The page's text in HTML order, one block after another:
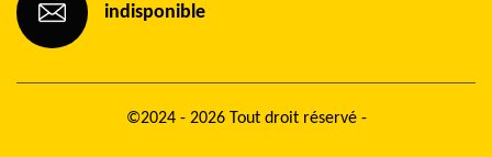
indisponible
©2024 - 2026 Tout droit réservé -